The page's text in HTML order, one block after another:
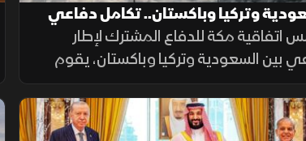
وتركيا وباكستان.. تكامل دفاعي
الردع المشترك
اتفاقية مكة للدفاع المشترك لإطار
بين السعودية وتركيا وباكستان، يقوم
الجماعي وتطوير القدرات الدفاعية
الجاهزية والتنسيق، مع التأكيد على دعم
واستقرارها.